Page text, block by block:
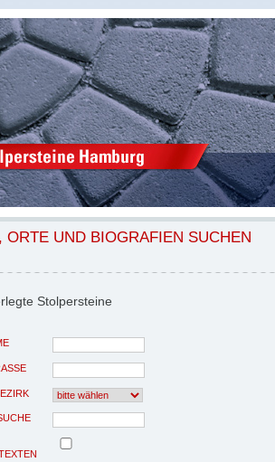
ORTE UND BIOGRAFIEN SUCHEN
Stolpersteine